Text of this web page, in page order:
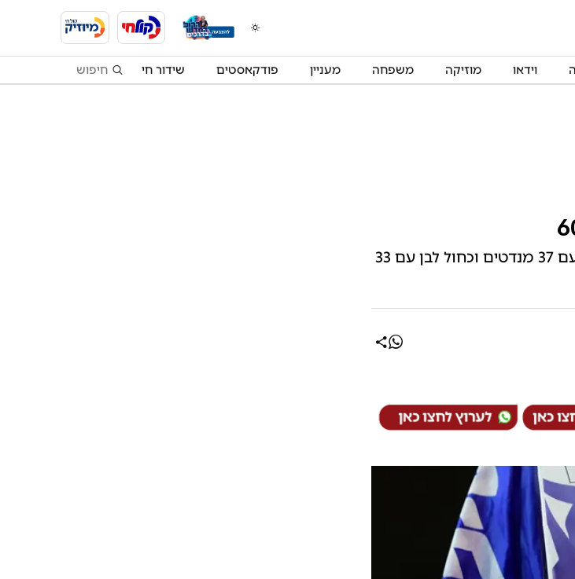
וידאו מוזיקה משפחה מעניין פודקאסטים שידור חי
מדגם חדשות 12 מעלה כי גוש הימין עומד על 60 מנדטים | הליכוד עם 37 מנדטים וכחול לבן עם 33